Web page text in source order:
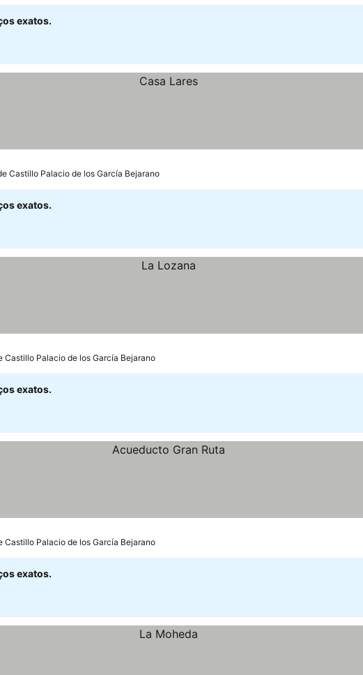
exatos.
Castillo Palacio de los García Bejarano
exatos.
Castillo Palacio de los García Bejarano
exatos.
Castillo Palacio de los García Bejarano
exatos.